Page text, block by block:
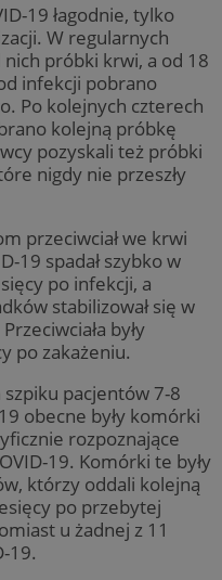
19 łagodnie, tylko
W regularnych
próbki krwi, a od 18
infekcji pobrano
Po kolejnych czterech
kolejną próbkę
pozyskali też próbki
nigdy nie przeszły
przeciwciał we krwi
19 spadał szybko w
po infekcji, a
stabilizował się w
były
po zakażeniu.
szpiku pacjentów 7-8
obecne były komórki
rozpoznające
19. Komórki te były
którzy oddali kolejną
po przebytej
u żadnej z 11
19.